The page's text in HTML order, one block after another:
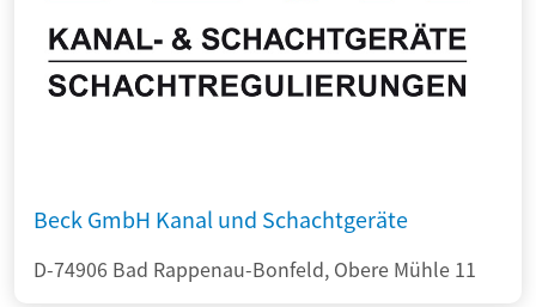
Beck GmbH Kanal und Schachtgeräte
D-74906 Bad Rappenau-Bonfeld, Obere Mühle 11